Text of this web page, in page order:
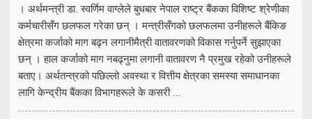
। अर्थमन्त्री डा. स्वर्णिम वाग्लेले बुधबार नेपाल राष्ट्र बैंकका विशिष्ट श्रेणीका
कर्मचारीसँग छलफल गरेका छन् । मन्त्रीसँगको छलफलमा उनीहरूले बैंकिङ
क्षेत्रमा कर्जाको माग बढ्न लगानीमैत्री वातावरणको विकास गर्नुपर्ने सुझाएका
छन् । हाल कर्जाको माग नबढ्नुमा लगानी वातावरण नै प्रमुख रहेको उनीहरूले
बताए। अर्थतन्त्रको पछिल्लो अवस्था र वित्तीय क्षेत्रका समस्या समाधानका
लागि केन्द्रीय बैंकका विभागहरूले के कसरी ...